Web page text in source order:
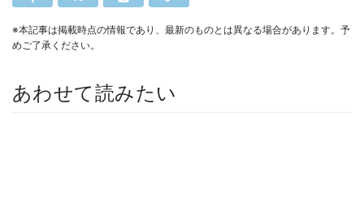
※本記事は掲載時点の情報であり、最新のものとは異なる場合があります。予
めご了承ください。
あわせて読みたい